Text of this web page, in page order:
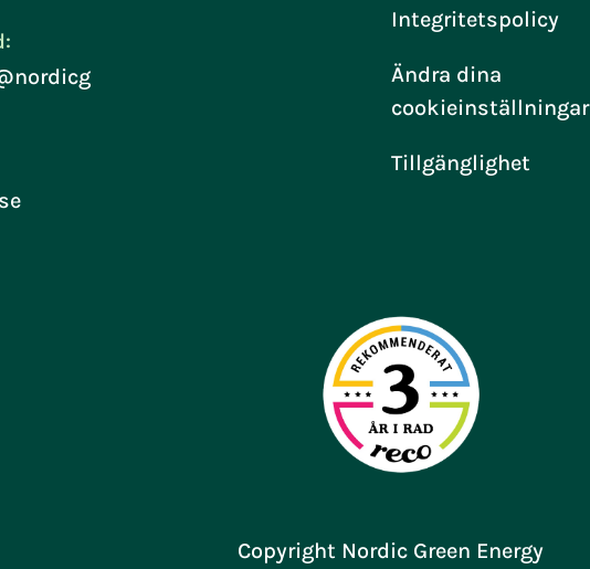
Integritetspolicy
Ändra dina
cookieinställningar
Tillgänglighet
Copyright Nordic Green Energy